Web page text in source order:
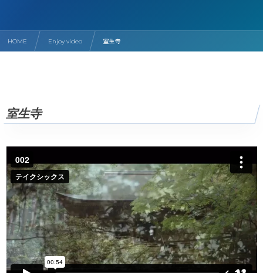
HOME Enjoy video 室生寺
室生寺